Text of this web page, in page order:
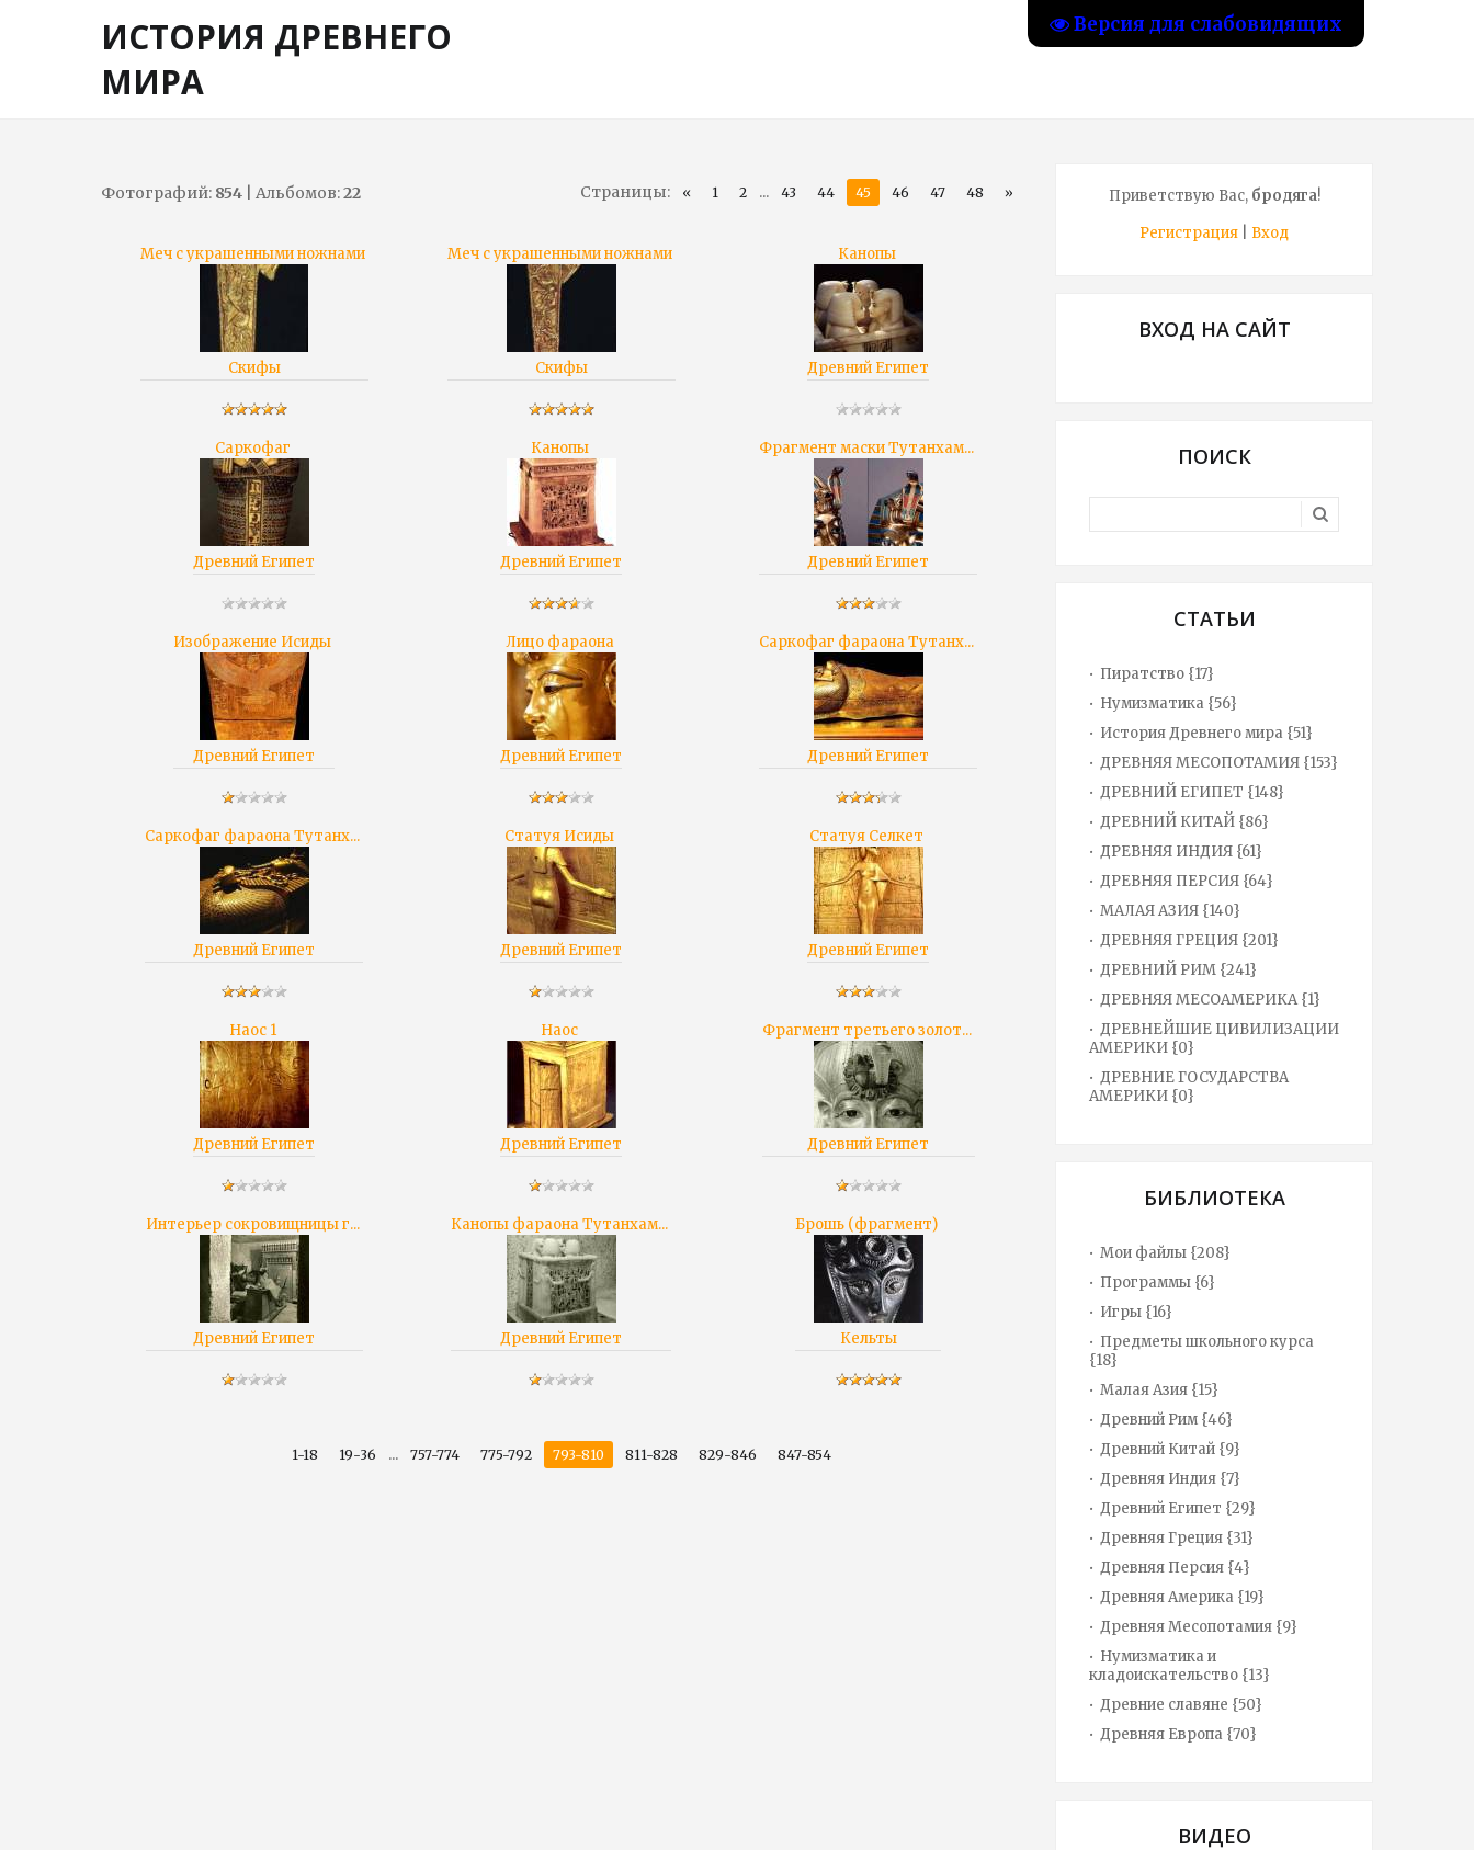
Версия для слабовидящих
ИСТОРИЯ ДРЕВНЕГО
МИРА
Фотографий: 854 | Альбомов:22 Страницы: « 1 2 ... 43 44 45 46 47 48 »
Меч с украшенными ножнами
Скифы
Меч с украшенными ножнами
Скифы
Канопы
Древний Египет
Саркофаг
Древний Египет
Канопы
Древний Египет
Фрагмент маски Тутанхам...
Древний Египет
Изображение Исиды
Древний Египет
Лицо фараона
Древний Египет
Саркофаг фараона Тутанх...
Древний Египет
Саркофаг фараона Тутанх...
Древний Египет
Статуя Исиды
Древний Египет
Статуя Селкет
Древний Египет
Наос 1
Древний Египет
Наос
Древний Египет
Фрагмент третьего золот...
Древний Египет
Интерьер сокровищницы г...
Древний Египет
Канопы фараона Тутанхам...
Древний Египет
Брошь (фрагмент)
Кельты
1-18 19-36 ... 757-774 775-792 793-810 811-828 829-846 847-854
Приветствую Вас, бродяга!
Регистрация
Вход
ВХОД НА САЙТ
ПОИСК
СТАТЬИ
Пиратство {17}
Нумизматика {56}
История Древнего мира {51}
ДРЕВНЯЯ МЕСОПОТАМИЯ {153}
ДРЕВНИЙ ЕГИПЕТ {148}
ДРЕВНИЙ КИТАЙ {86}
ДРЕВНЯЯ ИНДИЯ {61}
ДРЕВНЯЯ ПЕРСИЯ {64}
МАЛАЯ АЗИЯ {140}
ДРЕВНЯЯ ГРЕЦИЯ {201}
ДРЕВНИЙ РИМ {241}
ДРЕВНЯЯ МЕСОАМЕРИКА {1}
ДРЕВНЕЙШИЕ ЦИВИЛИЗАЦИИ
АМЕРИКИ {0}
ДРЕВНИЕ ГОСУДАРСТВА
АМЕРИКИ {0}
БИБЛИОТЕКА
Мои файлы {208}
Программы {6}
Игры {16}
Предметы школьного курса
{18}
Малая Азия {15}
Древний Рим {46}
Древний Китай {9}
Древняя Индия {7}
Древний Египет {29}
Древняя Греция {31}
Древняя Персия {4}
Древняя Америка {19}
Древняя Месопотамия {9}
Нумизматика и
кладоискательство {13}
Древние славяне {50}
Древняя Европа {70}
ВИДЕО